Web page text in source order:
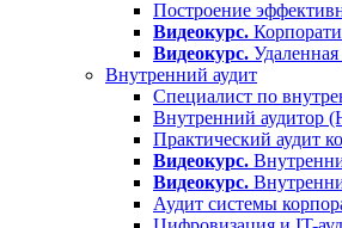
Построение
Видеокурс.
Видеокурс.
Внутренний аудит
Специалист по
Внутренний аудитор
Практический аудит
Видеокурс.
Видеокурс.
Аудит системы